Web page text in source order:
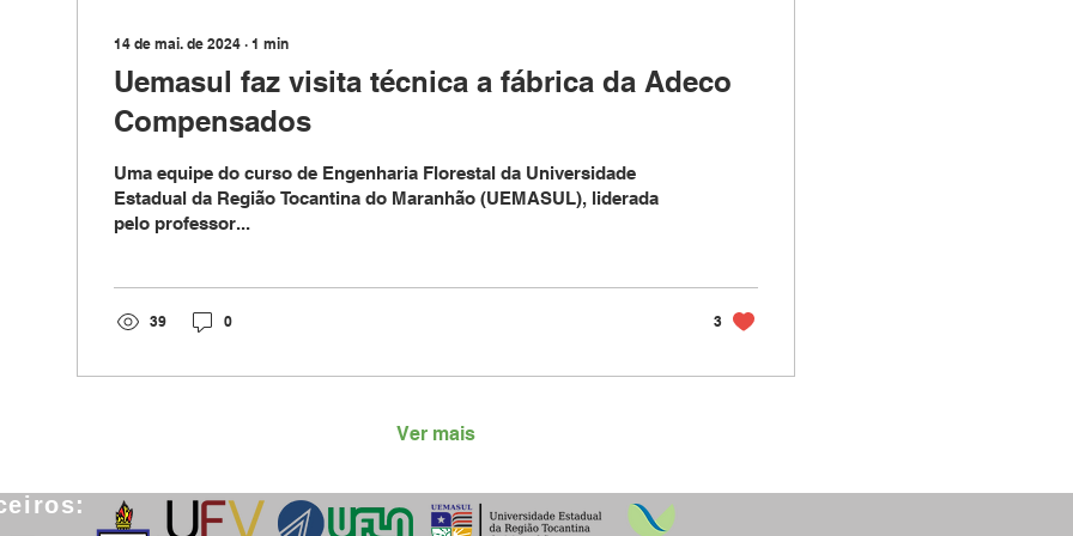
14 de mai. de 2024 ∙ 1 min
Uemasul faz visita técnica a fábrica da Adeco
Compensados
Uma equipe do curso de Engenharia Florestal da Universidade
Estadual da Região Tocantina do Maranhão (UEMASUL), liderada
pelo professor...
39 0 3
Ver mais